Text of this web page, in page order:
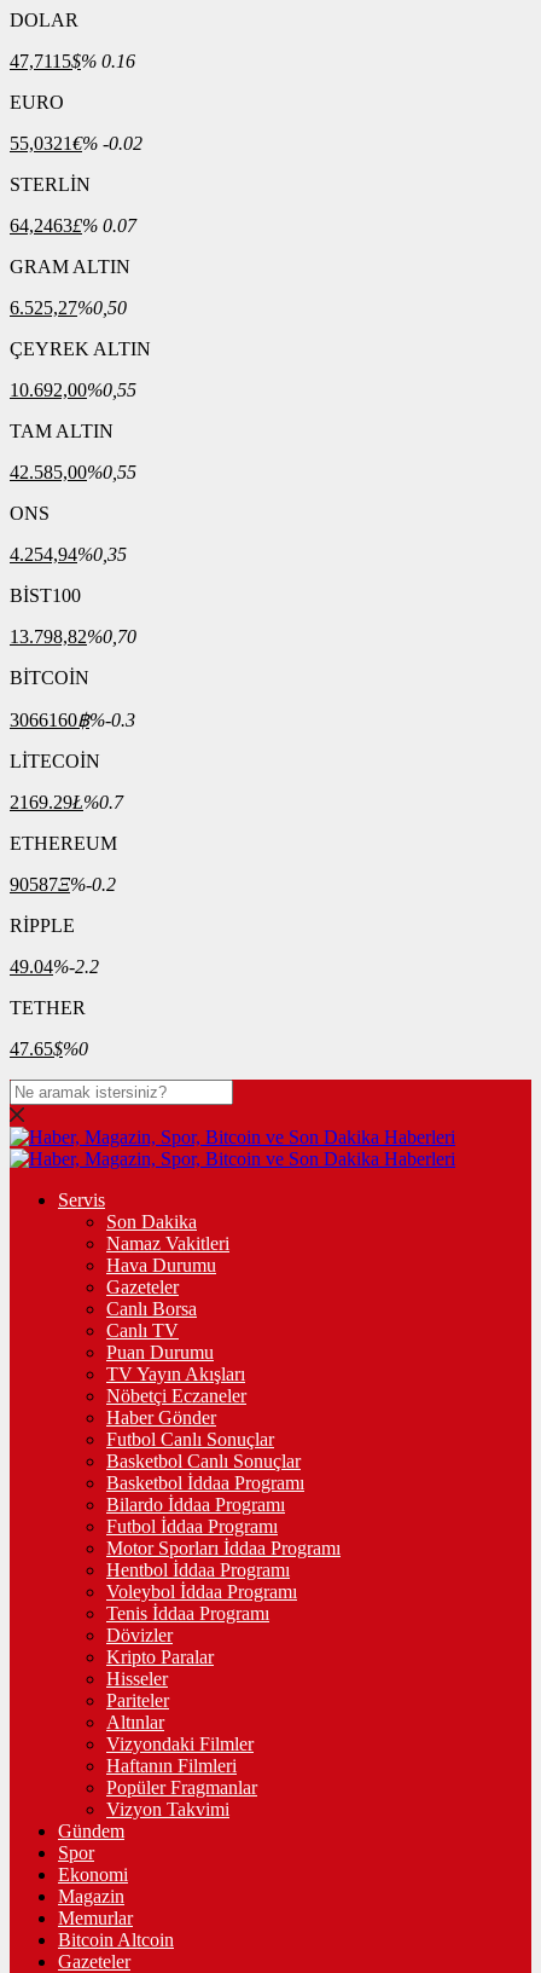
DOLAR
47,7115$% 0.16
EURO
55,0321€% -0.02
STERLİN
64,2463£% 0.07
GRAM ALTIN
6.525,27%0,50
ÇEYREK ALTIN
10.692,00%0,55
TAM ALTIN
42.585,00%0,55
ONS
4.254,94%0,35
BİST100
13.798,82%0,70
BİTCOİN
3066160฿%-0.3
LİTECOİN
2169.29Ł%0.7
ETHEREUM
90587Ξ%-0.2
RİPPLE
49.04%-2.2
TETHER
47.65$%0
Servis
Son Dakika
Namaz Vakitleri
Hava Durumu
Gazeteler
Canlı Borsa
Canlı TV
Puan Durumu
TV Yayın Akışları
Nöbetçi Eczaneler
Haber Gönder
Futbol Canlı Sonuçlar
Basketbol Canlı Sonuçlar
Basketbol İddaa Programı
Bilardo İddaa Programı
Futbol İddaa Programı
Motor Sporları İddaa Programı
Hentbol İddaa Programı
Voleybol İddaa Programı
Tenis İddaa Programı
Dövizler
Kripto Paralar
Hisseler
Pariteler
Altınlar
Vizyondaki Filmler
Haftanın Filmleri
Popüler Fragmanlar
Vizyon Takvimi
Gündem
Spor
Ekonomi
Magazin
Memurlar
Bitcoin Altcoin
Gazeteler